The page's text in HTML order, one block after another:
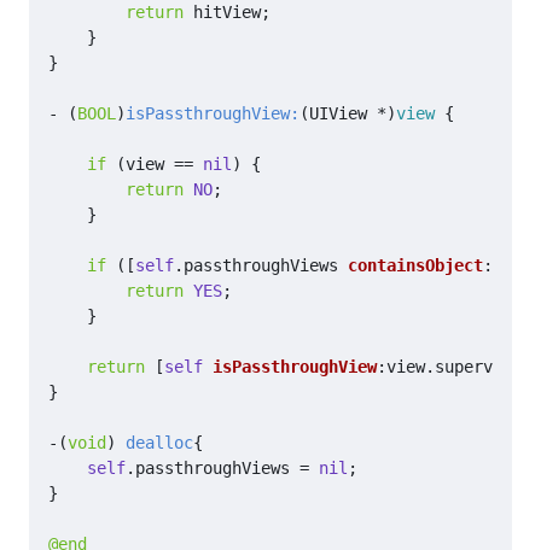
return hitView;
}
}
- (BOOL )isPassthroughView: (UIView *)view {
if (view == nil )
{
return NO;
}
if ([self. passthroughViews containsObject:
return YES;
}
return [self isPassthroughView:view. superview
}
-(void ) dealloc{
self. passthroughViews = nil ;
}
@end